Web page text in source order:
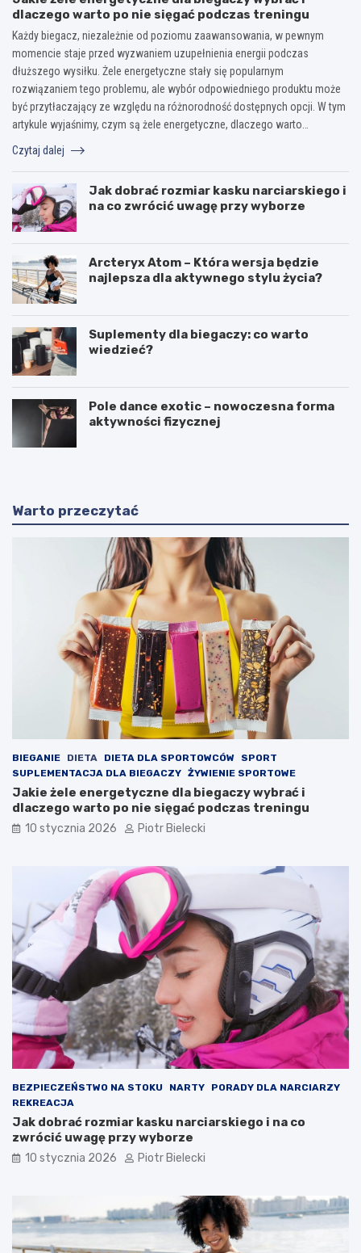
dlaczego warto po nie sięgać podczas treningu
Każdy biegacz, niezależnie od poziomu zaawansowania, w pewnym
momencie staje przed wyzwaniem uzupełnienia energii podczas
dłuższego wysiłku. Żele energetyczne stały się popularnym
rozwiązaniem tego problemu, ale wybór odpowiedniego produktu może
być przytłaczający ze względu na różnorodność dostępnych opcji. W tym
artykule wyjaśnimy, czym są żele energetyczne, dlaczego warto…
Czytaj dalej
Jak dobrać rozmiar kasku narciarskiego i
na co zwrócić uwagę przy wyborze
Arcteryx Atom – Która wersja będzie
najlepsza dla aktywnego stylu życia?
Suplementy dla biegaczy: co warto
wiedzieć?
Pole dance exotic – nowoczesna forma
aktywności fizycznej
Warto przeczytać
BIEGANIE DIETA DIETA DLA SPORTOWCÓW
SPORT
SUPLEMENTACJA DLA BIEGACZY ŻYWIENIE SPORTOWE
Jakie żele energetyczne dla biegaczy wybrać i
dlaczego warto po nie sięgać podczas treningu
10 stycznia 2026 Piotr Bielecki
BEZPIECZEŃSTWO NA STOKU NARTY
PORADY DLA NARCIARZY
REKREACJA
Jak dobrać rozmiar kasku narciarskiego i na co
zwrócić uwagę przy wyborze
10 stycznia 2026 Piotr Bielecki